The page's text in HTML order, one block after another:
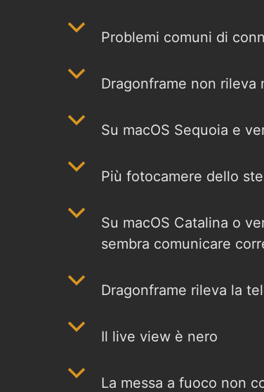
b Problemi comuni di
b Dragonframe non rileva
b Su macOS Sequoia e
b Più fotocamere dello
b
Su macOS Catalina o
sembra comunicare
b Dragonframe rileva la
b Il live view è nero
b La messa a fuoco non